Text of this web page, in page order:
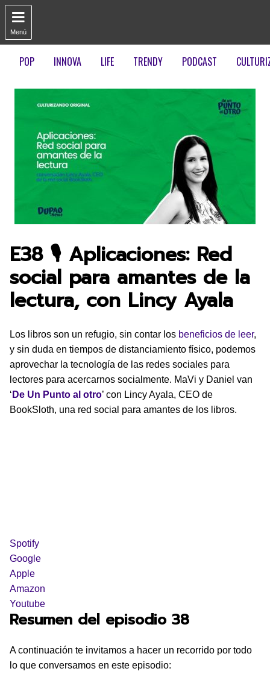

Menú
POP INNOVA LIFE TRENDY PODCAST
E38 🎙️ Aplicaciones: Red
social para amantes de la
lectura, con Lincy Ayala
Los libros son un refugio, sin contar los beneficios de leer,
y sin duda en tiempos de distanciamiento físico, podemos
aprovechar la tecnología de las redes sociales para
lectores para acercarnos socialmente. MaVi y Daniel van
‘ De Un Punto al otro’ con Lincy Ayala, CEO de
BookSloth, una red social para amantes de los libros.
Spotify
Google
Apple
Amazon
Youtube
Resumen del episodio 38
A continuación te invitamos a hacer un recorrido por todo
lo que conversamos en este episodio: